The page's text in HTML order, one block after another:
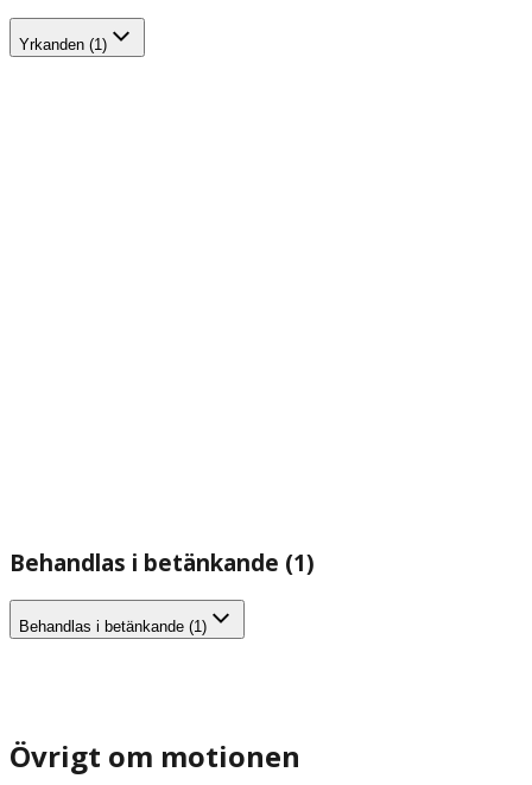
Yrkanden (1)
Behandlas i betänkande (1)
Behandlas i betänkande (1)
Övrigt om motionen